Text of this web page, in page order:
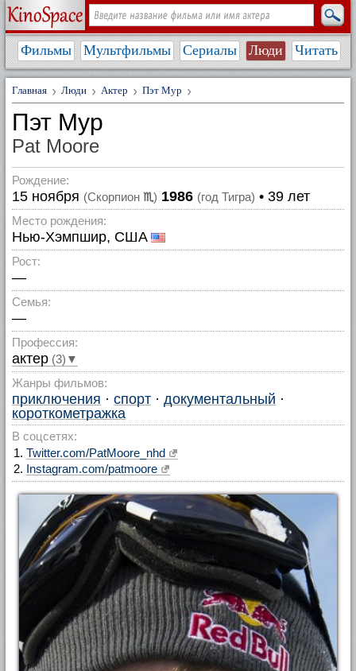
Фильмы Мультфильмы Сериалы Люди Читать
Главная Люди Актер Пэт Мур
Пэт Мур
Pat Moore
Рождение:
15 ноября (Скорпион ♏) 1986 (год Тигра) • 39 лет
Место рождения:
Нью-Хэмпшир, США
Рост:
—
Семья:
—
Профессия:
актер (3)▼
Жанры фильмов:
приключения · спорт · документальный ·
короткометражка
В соцсетях:
Twitter.com/PatMoore_nhd
Instagram.com/patmoore